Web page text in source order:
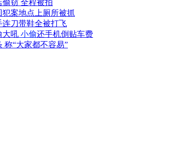
"登陆震撼场景
窃 全程被拍
案地点上厕所被抓
刀带鞋全被打飞
大吼 小偷还手机倒贴车费
称“大家都不容易”